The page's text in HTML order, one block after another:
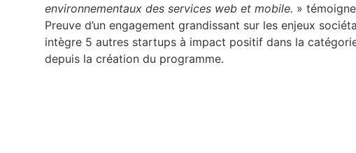
environnementaux des services web et mobile. » témoigne
Preuve d’un engagement grandissant sur les enjeux
intègre 5 autres startups à impact positif dans la
depuis la création du programme.